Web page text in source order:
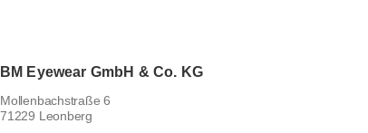
BM Eyewear GmbH & Co. KG
Mollenbachstraße 6
71229 Leonberg